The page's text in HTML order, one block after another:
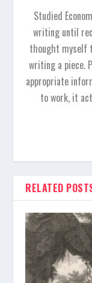
Studied
writing until
thought myself
writing a piece.
appropriate
to work, it
RELATED